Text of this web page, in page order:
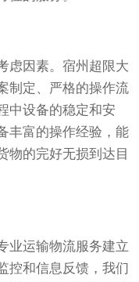
虑因素。宿州超限大
制定、严格的操作流
中设备的稳定和安
丰富的操作经验，能
物的完好无损到达目
业运输物流服务建立
控和信息反馈，我们